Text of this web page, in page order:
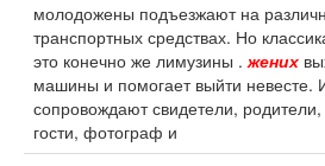
молодожены подъезжают на
транспортных средствах. Но
это конечно же лимузины .жених
машины и помогает выйти невесте.
сопровождают свидетели,
гости, фотограф и